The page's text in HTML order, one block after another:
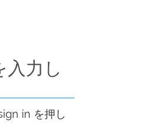
力し
in を押し